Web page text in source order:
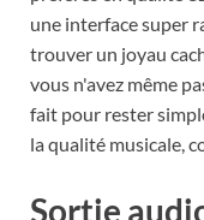
une interface super
trouver un joyau
vous n'avez même
fait pour rester
la qualité musicale,
Sortie